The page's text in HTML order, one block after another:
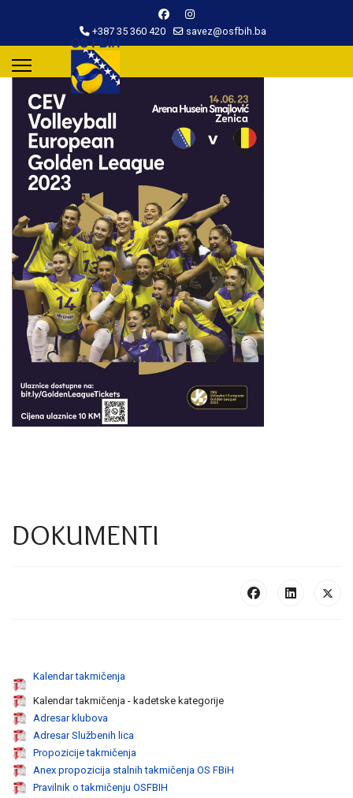
+387 35 360 420 savez@osfbih.ba
DOKUMENTI
Kalendar takmičenja
Kalendar takmičenja - kadetske kategorije
Adresar klubova
Adresar Službenih lica
Propozicije takmičenja
Anex propozicija stalnih takmičenja OS FBiH
Pravilnik o takmičenju OSFBIH